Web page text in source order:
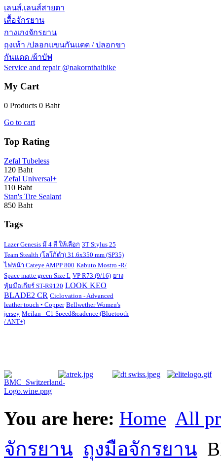
เลนส์,เลนส์สายตา
เสื้อจักรยาน
กางเกงจักรยาน
ถุงเท้า /ปลอกแขนกันแดด / ปลอกขา
กันแดด /ผ้าบัฟ
Service and repair @nakornthaibike
My Cart
0 Products 0 Baht
Go to cart
Top Rating
Zefal Tubeless
120 Baht
Zefal Universal+
110 Baht
Stan's Tire Sealant
850 Baht
Tags
Lazer Genesis มี 4 สี ให้เลือก 3T Stylus 25
Team Stealth (โลโก้ดำ) 31.6x350 mm (SP35)
ไฟหน้า Cateye AMPP 800 Kabuto Mostro -R/
Space matte green Size L VP R73 (9/16) ยาง
หุ้มมือเกียร์ ST-R9120 LOOK KEO
BLADE2 CR Ciclovation - Advanced
leather touch • Copper Bellwether Women's
jersey Meilan - C1 Speed&cadence (Bluetooth
/ ANT+)
You are here: Home All
จักรยาน ถุงมือจักรยาน